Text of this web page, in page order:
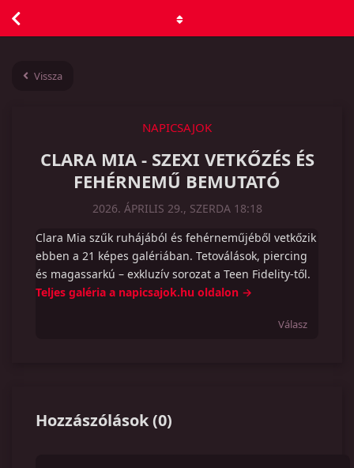
Vissza
NAPICSAJOK
CLARA MIA - SZEXI VETKŐZÉS ÉS
FEHÉRNEMŰ BEMUTATÓ
2026. ÁPRILIS 29., SZERDA 18:18
Clara Mia szűk ruhájából és fehérneműjéből vetkőzik
ebben a 21 képes galériában. Tetoválások, piercing
és magassarkú – exkluzív sorozat a Teen Fidelity-től.
Teljes galéria a napicsajok.hu oldalon →
Válasz
Hozzászólások(0)